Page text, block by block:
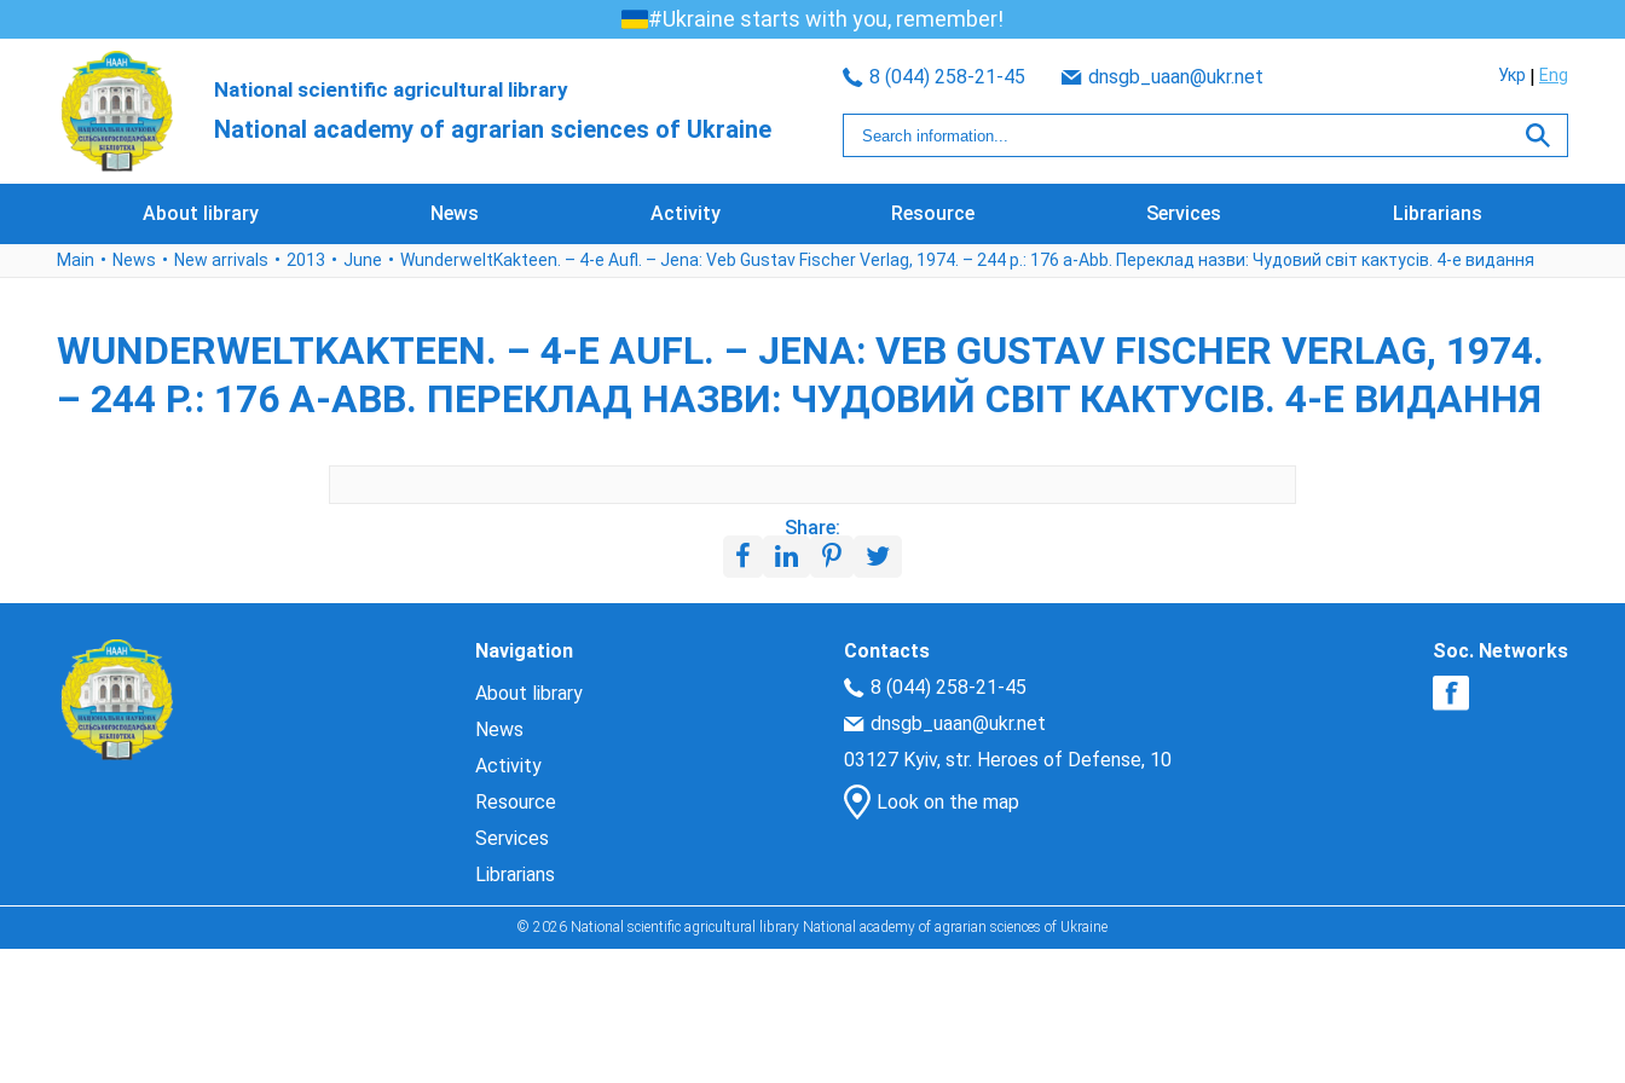
#Ukraine starts with you, remember!
National scientific agricultural library
National academy of agrarian sciences of Ukraine
8 (044) 258-21-45 dnsgb_uaan@ukr.net Укр Eng
About library News Activity Resource Services Librarians
Main News New arrivals 2013 June WunderweltKakteen. – 4-е Aufl. – Jena: Veb Gustav Fischer Verlag, 1974. – 244 p.: 176 a-Abb. Переклад назви: Чудовий світ кактусів. 4-е видання
WUNDERWELTKAKTEEN. – 4-Е AUFL. – JENA: VEB GUSTAV FISCHER VERLAG, 1974.
– 244 P.: 176 A-ABB. ПЕРЕКЛАД НАЗВИ: ЧУДОВИЙ СВІТ КАКТУСІВ. 4-Е ВИДАННЯ
Share:
Navigation
About library
News
Activity
Resource
Services
Librarians
Contacts
8 (044) 258-21-45
dnsgb_uaan@ukr.net
03127 Kyiv, str. Heroes of Defense, 10
Look on the map
Soc. Networks
© 2026 National scientific agricultural library National academy of agrarian sciences of Ukraine